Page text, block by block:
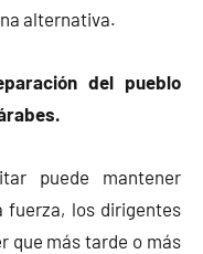
alternativa.
del pueblo
puede mantener
fuerza, los dirigentes
que más tarde o más